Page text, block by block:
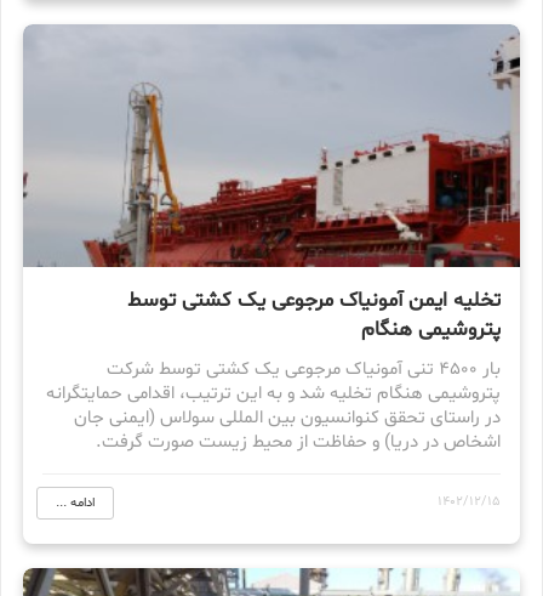
تخلیه ایمن آمونیاک مرجوعی یک کشتی توسط
پتروشیمی هنگام
بار ۴۵۰۰ تنی آمونیاک مرجوعی یک کشتی توسط شرکت
پتروشیمی هنگام تخلیه شد و به این ترتیب، اقدامی حمایتگرانه
در راستای تحقق کنوانسیون بین المللی سولاس (ایمنی جان
اشخاص در دریا) و حفاظت از محیط زیست صورت گرفت.
1402/12/15 ادامه ...